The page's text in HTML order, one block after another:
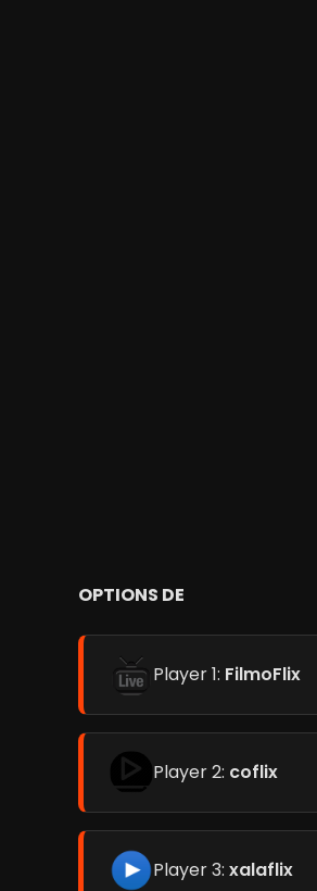
OPTIONS DE
Player 1: FilmoFlix
Player 2: coflix
Player 3: xalaflix